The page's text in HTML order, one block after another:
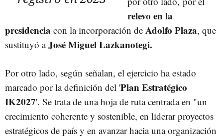
relevo en la
presidencia con la incorporación de Adolfo Plaza, que
sustituyó aJosé Miguel Lazkanotegi.
Por otro lado, según señalan, el ejercicio ha estado
marcado por la definición del 'Plan Estratégico
IK2027'. Se trata de una hoja de ruta centrada en "un
crecimiento coherente y sostenible, en liderar proyectos
estratégicos de país y en avanzar hacia una organización